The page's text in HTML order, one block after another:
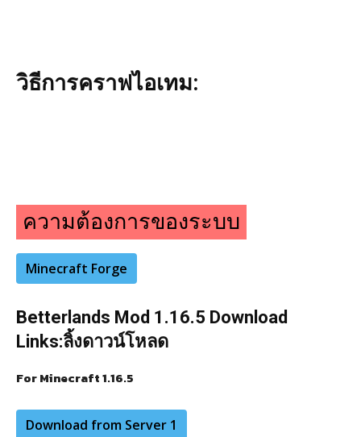
วิธีการคราฟไอเทม:
ความต้องการของระบบ
Minecraft Forge
Betterlands Mod 1.16.5 Download
Links:ลิ้งดาวน์โหลด
For Minecraft 1.16.5
Download from Server 1